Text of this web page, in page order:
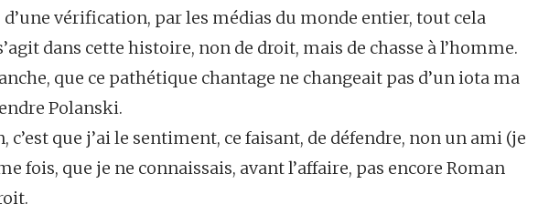
d’une vérification, par les médias du monde entier, tout cela
dans cette histoire, non de droit, mais de chasse à l’homme.
que ce pathétique chantage ne changeait pas d’un iota ma
Polanski.
c’est que j’ai le sentiment, ce faisant, de défendre, non un ami (je
fois, que je ne connaissais, avant l’affaire, pas encore Roman